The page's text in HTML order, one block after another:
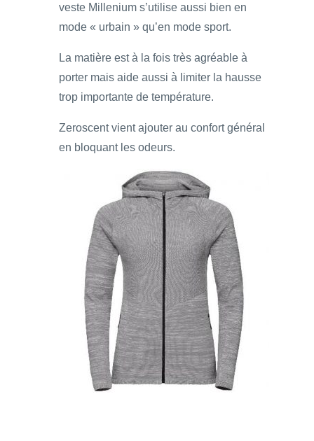
veste Millenium s’utilise aussi bien en
mode « urbain » qu’en mode sport.
La matière est à la fois très agréable à
porter mais aide aussi à limiter la hausse
trop importante de température.
Zeroscent vient ajouter au confort général
en bloquant les odeurs.